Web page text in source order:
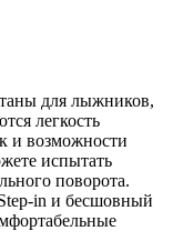
для лыжников,
легкость
и возможности
испытать
поворота.
in и бесшовный